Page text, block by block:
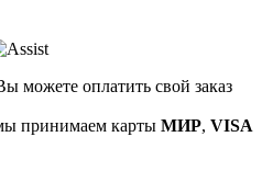
можете оплатить свой заказ
принимаем карты МИР, VISA